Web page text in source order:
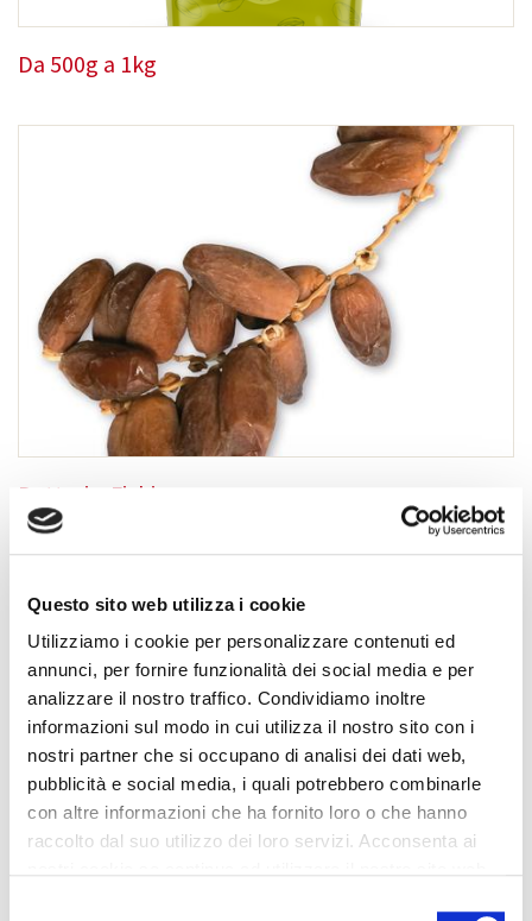
Questo sito web utilizza i cookie
Utilizziamo i cookie per personalizzare contenuti ed
annunci, per fornire funzionalità dei social media e per
analizzare il nostro traffico. Condividiamo inoltre
informazioni sul modo in cui utilizza il nostro sito con i
nostri partner che si occupano di analisi dei dati web,
pubblicità e social media, i quali potrebbero combinarle
con altre informazioni che ha fornito loro o che hanno
raccolto dal suo utilizzo dei loro servizi. Acconsenta ai
Da 500g a 1kg
Datteri e Fichi